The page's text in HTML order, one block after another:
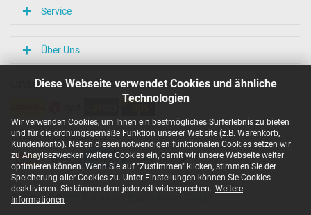
Diese Webseite verwendet Cookies und ähnliche
Technologien
Wir verwenden Cookies, um Ihnen ein bestmögliches Surferlebnis zu bieten
und für die ordnungsgemäße Funktion unserer Website (z.B. Warenkorb,
Kundenkonto). Neben diesen notwendigen funktionalen Cookies setzen wir
zu Anaylsezwecken weitere Cookies ein, damit wir unsere Webseite weiter
optimieren können. Wenn Sie auf "Zustimmen" klicken, stimmen Sie der
Speicherung aller Cookies zu. Unter Einstellungen können Sie Cookies
deaktivieren. Sie können dem jederzeit widersprechen. Weitere
Informationen .
Service
Über Uns
Unsere Versandarten
Unsere Zahlarten
Copyright ©